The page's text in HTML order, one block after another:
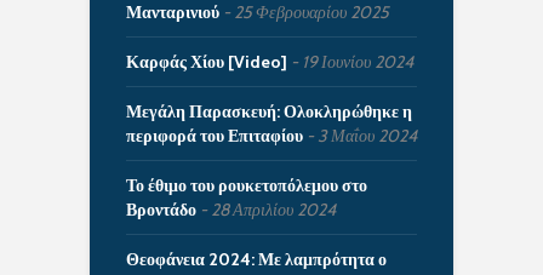
Μανταρινιού
25 Φεβρουαρίου 2025
Καρφάς Χίου [Video] 19 Ιουνίου 2024
Μεγάλη Παρασκευή: Ολοκληρώθηκε η
περιφορά του Επιταφίου
3 Μαΐου 2024
Το έθιμο του ρουκετοπόλεμου στο
Βροντάδο
28 Απριλίου 2024
Θεοφάνεια 2024: Με λαμπρότητα ο